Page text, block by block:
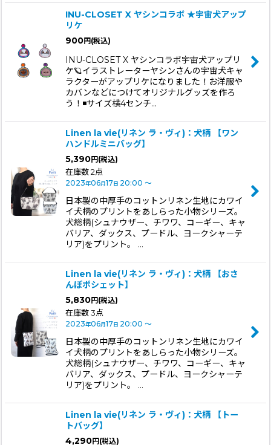
INU-CLOSET X ヤシンコラボ ★宇宙犬アップ
リケ
900円 (税込)
INU-CLOSET X ヤシンコラボ宇宙犬アップリ
ケ🪐イラストレーターヤシンさんの宇宙犬キャ
ラクターがアップリケになりました！お洋服や
カバンなどにつけてオリジナルグッズを作ろ
う！◾️サイズ横4センチ…
Linen la vie(リネン ラ・ヴィ)：犬柄 【ワン
ハンドルミニバッグ】
5,390円 (税込)
在庫数 2点
2023年06月17日 20:00 ～
日本製の中厚手のコットンリネン生地にカワイ
イ犬柄のプリントをあしらった小物シリーズ。
犬総柄(シュナウザー、チワワ、コーギー、キャ
バリア、ダックス、プードル、ヨークシャーテ
リア)をプリント。 …
Linen la vie(リネン ラ・ヴィ)：犬柄 【おさ
んぽポシェット】
5,830円 (税込)
在庫数 3点
2023年06月17日 20:00 ～
日本製の中厚手のコットンリネン生地にカワイ
イ犬柄のプリントをあしらった小物シリーズ。
犬総柄(シュナウザー、チワワ、コーギー、キャ
バリア、ダックス、プードル、ヨークシャーテ
リア)をプリント。 …
Linen la vie(リネン ラ・ヴィ)：犬柄 【トー
トバッグ】
4,290円 (税込)